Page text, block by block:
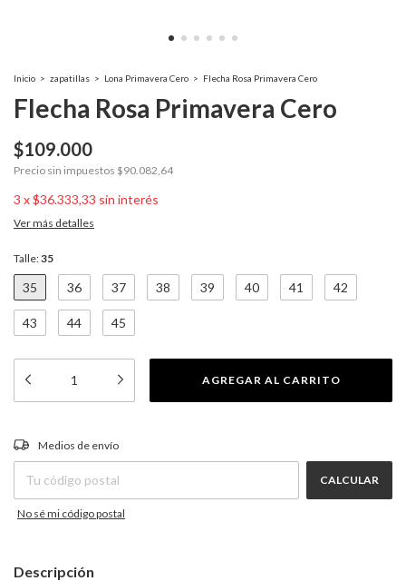
Inicio > zapatillas > Lona Primavera Cero > Flecha Rosa Primavera Cero
Flecha Rosa Primavera Cero
$109.000
Precio sin impuestos $90.082,64
3 x$36.333,33 sin interés
Ver más detalles
Talle:35
35 36 37 38 39 40 41 42
43 44 45
Entregas para el CP:
Medios de envío
CALCULAR
No sé mi código postal
Descripción